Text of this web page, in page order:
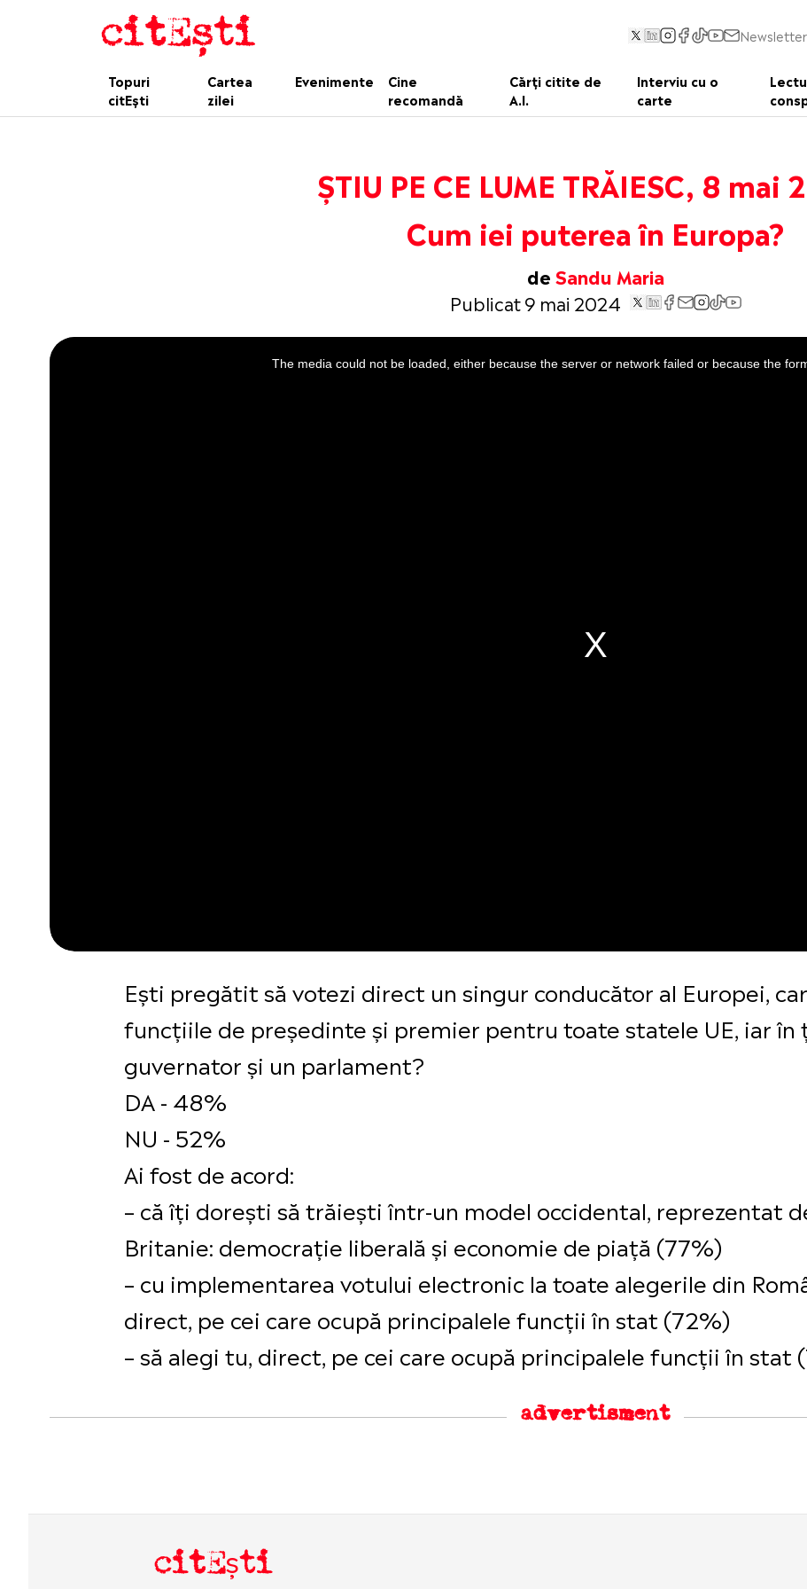
Newsletter
Topuri
citEști
Cartea
zilei
Evenimente
Cine
recomandă
Cărți citite de
A.I.
Interviu cu o
carte
ȘTIU PE CE LUME TRĂIESC, 8 mai
Cum iei puterea în Europa?
de Sandu Maria
Publicat 9 mai 2024
This
is
a
The media could not be loaded, either because the server or network failed or because the
Ești pregătit să votezi direct un singur conducător al Europei,
funcțiile de președinte și premier pentru toate statele UE, iar în
guvernator și un parlament?
DA - 48%
NU - 52%
Ai fost de acord:
– că îți dorești să trăiești într-un model occidental, reprezentat
Britanie: democrație liberală și economie de piață (77%)
– cu implementarea votului electronic la toate alegerile din
direct, pe cei care ocupă principalele funcții în stat (72%)
– să alegi tu, direct, pe cei care ocupă principalele funcții în stat
advertisment
citEști